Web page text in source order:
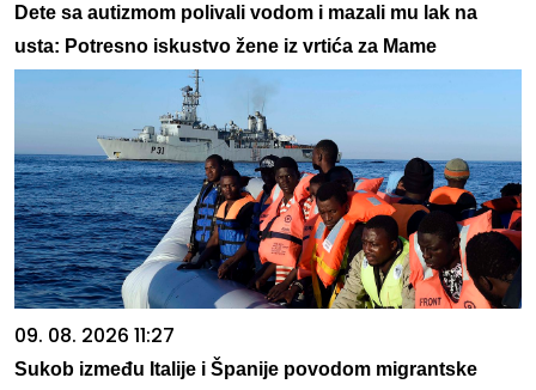
Dete sa autizmom polivali vodom i mazali mu lak na
usta: Potresno iskustvo žene iz vrtića za Mame
09. 08. 2026 11:27
Sukob između Italije i Španije povodom migrantske